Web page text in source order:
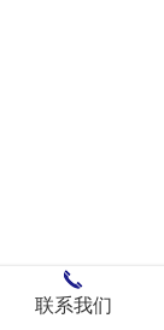
联系我们